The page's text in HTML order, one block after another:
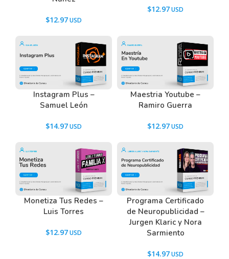
$12.97
$12.97
Instagram Plus –
Samuel León
$14.97
Maestria Youtube –
Ramiro Guerra
$12.97
Monetiza Tus Redes –
Luis Torres
$12.97
Programa Certificado
de Neuropublicidad –
Jurgen Klaric y Nora
Sarmiento
$14.97